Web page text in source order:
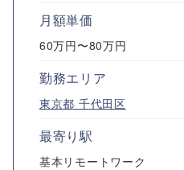
月額単価
60万円〜80万円
勤務エリア
東京都 千代田区
最寄り駅
基本リモートワーク